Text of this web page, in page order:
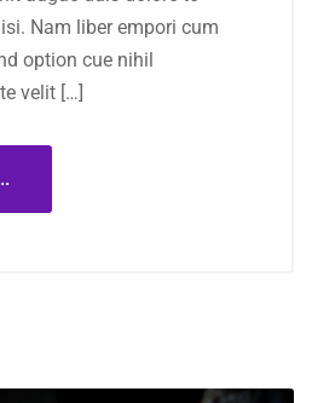
Nam liber empori cum
option cue nihil
velit […]